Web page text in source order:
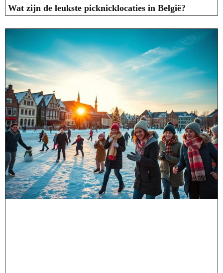
Wat zijn de leukste picknicklocaties in België?